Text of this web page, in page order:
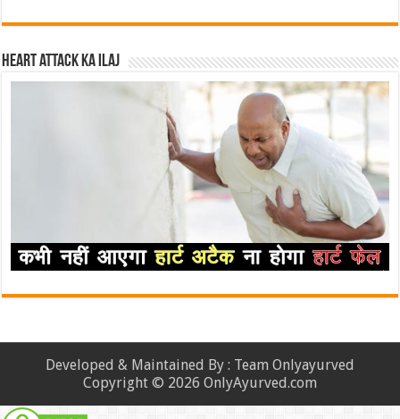
Heart attack ka ilaj
Developed & Maintained By : Team Onlyayurved
Copyright © 2026 OnlyAyurved.com